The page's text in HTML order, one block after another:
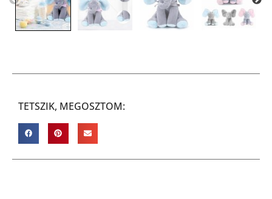
TETSZIK, MEGOSZTOM: